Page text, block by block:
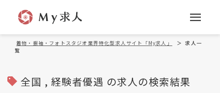
着物・振袖・フォトスタジオ業界特化型求人サイト「My求人」 ＞ 求人一
覧
全国 , 経験者優遇 の求人の検索結果